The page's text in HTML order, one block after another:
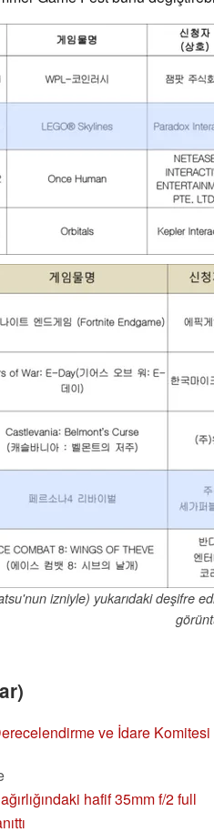
izniyle) yukarıdaki deşifre
ve İdare Komitesi
hafif 35mm f/2 full